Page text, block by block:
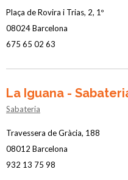
Plaça de Rovira i Trias, 2, 1º
08024 Barcelona
675 65 02 63
La Iguana -
Sabateria
Travessera de Gràcia, 188
08012 Barcelona
932 13 75 98